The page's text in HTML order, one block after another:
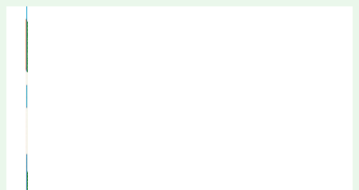
содержимому